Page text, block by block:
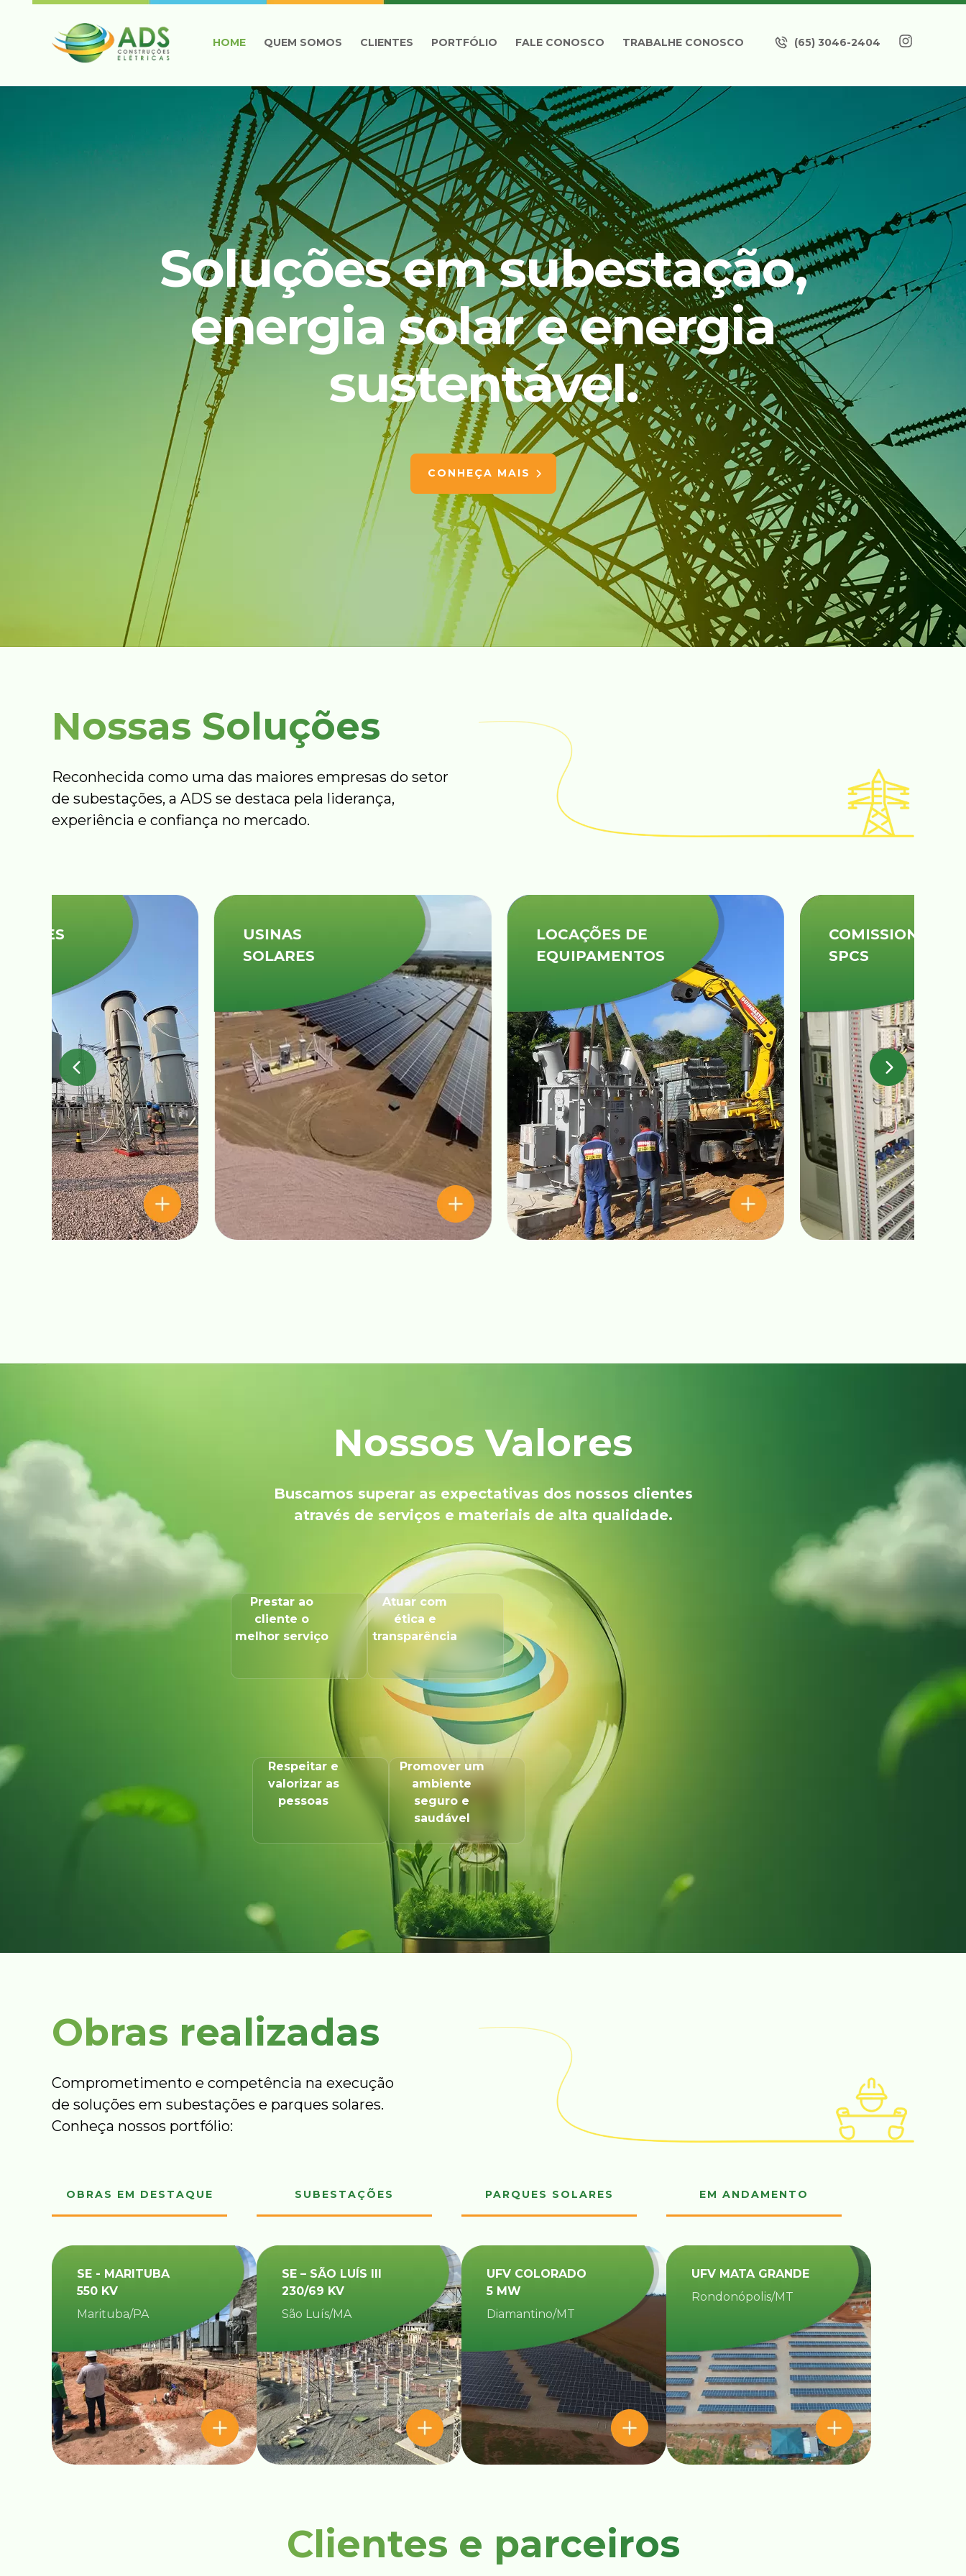
HOME QUEM SOMOS CLIENTES PORTFÓLIO FALE CONOSCO TRABALHE CONOSCO (65) 3046-2404
Soluções em subestação,
energia solar e energia
sustentável.
CONHEÇA MAIS
Nossas Soluções
Reconhecida como uma das maiores empresas do setor
de subestações, a ADS se destaca pela liderança,
experiência e confiança no mercado.
USINAS
SOLARES
LOCAÇÕES DE
EQUIPAMENTOS
COMISSIONAMENTO/
SPCS
Nossos Valores
Buscamos superar as expectativas dos nossos clientes
através de serviços e materiais de alta qualidade.
Prestar ao
cliente o
melhor serviço
Atuar com
ética e
transparência
Respeitar e
valorizar as
pessoas
Promover um
ambiente
seguro e
saudável
Obras realizadas
Comprometimento e competência na execução
de soluções em subestações e parques solares.
Conheça nossos portfólio:
OBRAS EM DESTAQUE
SE - MARITUBA
550 KV
Marituba/PA
SUBESTAÇÕES
SE – SÃO LUÍS III
230/69 KV
São Luís/MA
PARQUES SOLARES
UFV COLORADO
5 MW
Diamantino/MT​
EM ANDAMENTO
UFV MATA GRANDE​
Rondonópolis/MT
Clientes e parceiros